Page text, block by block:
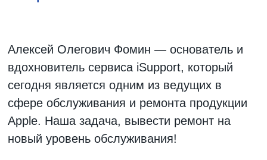
Алексей Олегович Фомин — основатель и
вдохновитель сервиса iSupport, который
сегодня является одним из ведущих в
сфере обслуживания и ремонта продукции
Apple. Наша задача, вывести ремонт на
новый уровень обслуживания!